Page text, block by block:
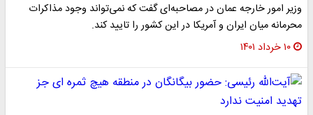
وزیر امور خارجه عمان در مصاحبه‌ای گفت که نمی‌تواند وجود مذاکرات
محرمانه میان ایران و آمریکا در این کشور را تایید کند.
۱۰ خرداد ۱۴۰۱